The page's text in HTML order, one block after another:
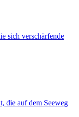
sich verschärfende
die auf dem Seeweg